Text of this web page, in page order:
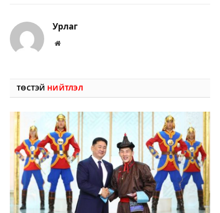
Урлаг
Вэбсайт
ТӨСТЭЙ НИЙТЛЭЛ